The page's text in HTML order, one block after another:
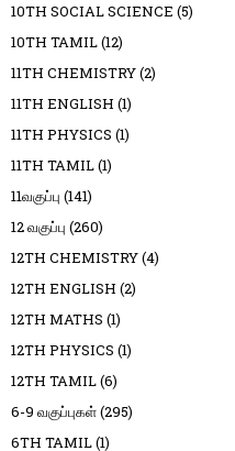
10TH SOCIAL SCIENCE (5)
10TH TAMIL(12)
11TH CHEMISTRY(2)
11TH ENGLISH (1)
11TH PHYSICS (1)
11TH TAMIL(1)
11வகுப்பு (141)
12 வகுப்பு (260)
12TH CHEMISTRY(4)
12TH ENGLISH (2)
12TH MATHS (1)
12TH PHYSICS (1)
12TH TAMIL(6)
6-9 வகுப்புகள்(295)
6TH TAMIL(1)